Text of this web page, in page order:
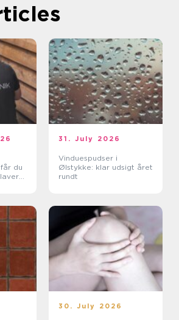
du
31. July 2026
Vinduespudser i
Ølstykke: klar udsigt året
rundt
30. July 2026